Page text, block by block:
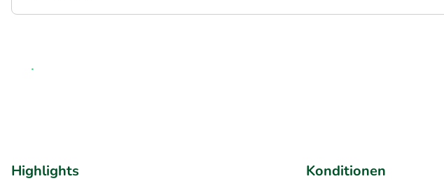
Highlights Konditionen